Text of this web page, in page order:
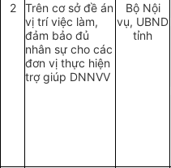
2
Trên cơ sở đề án
vị trí việc làm,
đảm bảo đủ
nhân sự cho các
đơn vị thực hiện
trợ giúp DNNVV
Bộ Nội
vụ, UBND
tỉnh